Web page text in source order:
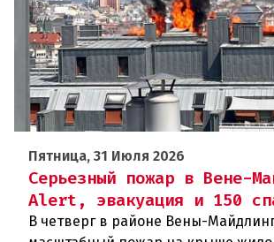
Пятница, 31 Июля 2026
Серьезный пожар в Вене-
Alert, эвакуация и 150
В четверг в районе Вены-